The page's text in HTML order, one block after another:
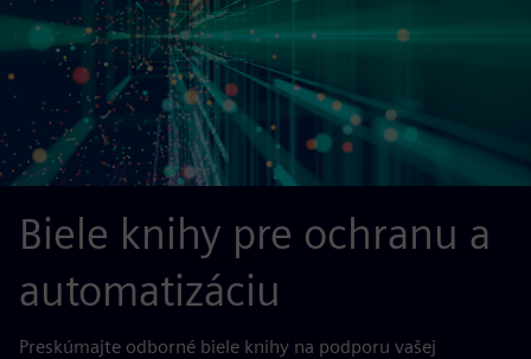
Biele knihy pre ochranu a
automatizáciu
Preskúmajte odborné biele knihy na podporu vašej